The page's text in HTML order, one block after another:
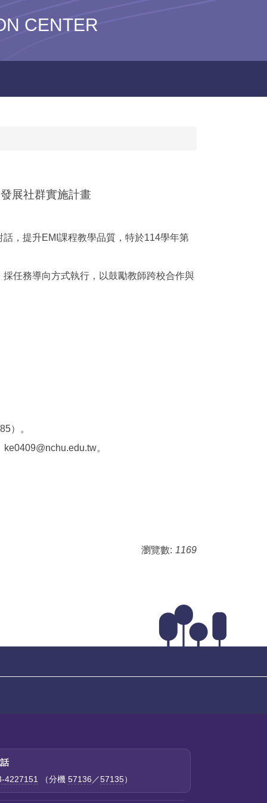
CENTER
展社群實施計畫
，提升EMI課程教學品質，特於114學年第
任務導向方式執行，以鼓勵教師跨校合作與
）。
。
瀏覽數: 1169
4227151
（分機 57136 ／57135）